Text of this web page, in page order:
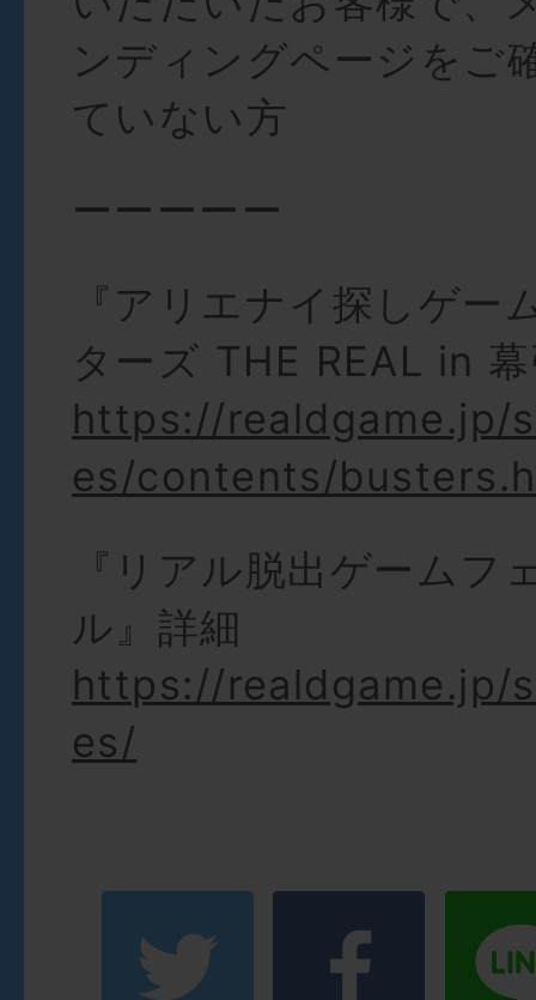
ンディングページをご
ていない方
ーーーーー
『アリエナイ探しゲー
ターズ THE REAL in
https://realdgame.jp/
es/contents/
『リアル脱出ゲームフ
ル』詳細
https://realdgame.jp/
es/